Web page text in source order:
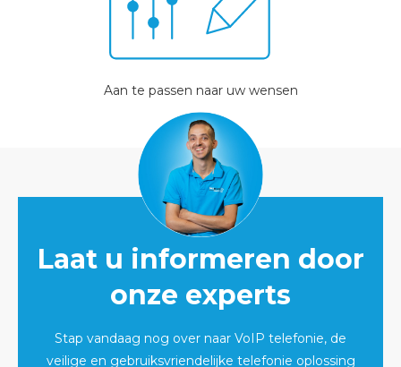
Aan te passen naar uw wensen
Laat u informeren door
onze experts
Stap vandaag nog over naar VoIP telefonie, de
veilige en gebruiksvriendelijke telefonie oplossing